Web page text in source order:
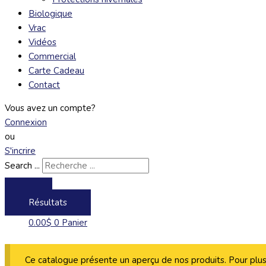
Biologique
Vrac
Vidéos
Commercial
Carte Cadeau
Contact
Vous avez un compte?
Connexion
ou
S'incrire
Search ...
Résultats
0.00$ 0 Panier
Ce catalogue présente un aperçu de nos produits. Pour